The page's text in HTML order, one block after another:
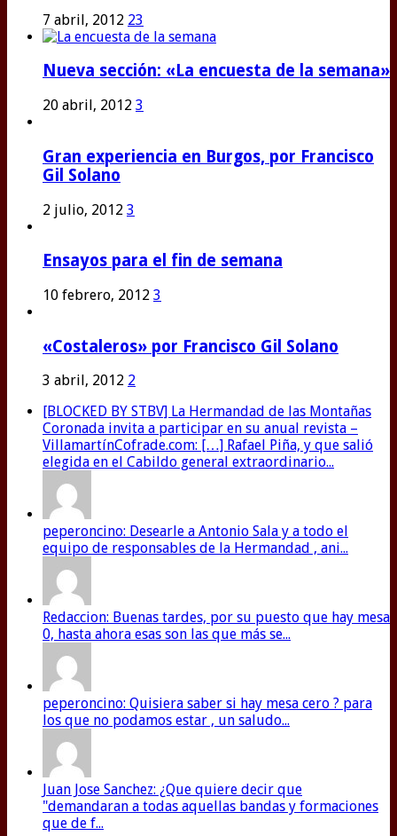
7 abril, 2012 23
Nueva sección: «La encuesta de la semana»
20 abril, 2012 3
Gran experiencia en Burgos, por Francisco
Gil Solano
2 julio, 2012 3
Ensayos para el fin de semana
10 febrero, 2012 3
«Costaleros» por Francisco Gil Solano
3 abril, 2012 2
[BLOCKED BY STBV] La Hermandad de las Montañas
Coronada invita a participar en su anual revista –
VillamartínCofrade.com: […] Rafael Piña, y que salió
elegida en el Cabildo general extraordinario...
peperoncino: Desearle a Antonio Sala y a todo el
equipo de responsables de la Hermandad , ani...
Redaccion: Buenas tardes, por su puesto que hay mesa
0, hasta ahora esas son las que más se...
peperoncino: Quisiera saber si hay mesa cero ? para
los que no podamos estar , un saludo...
Juan Jose Sanchez: ¿Que quiere decir que
"demandaran a todas aquellas bandas y formaciones
que de f...